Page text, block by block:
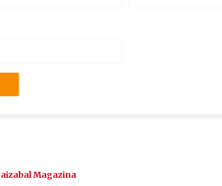
Magazina